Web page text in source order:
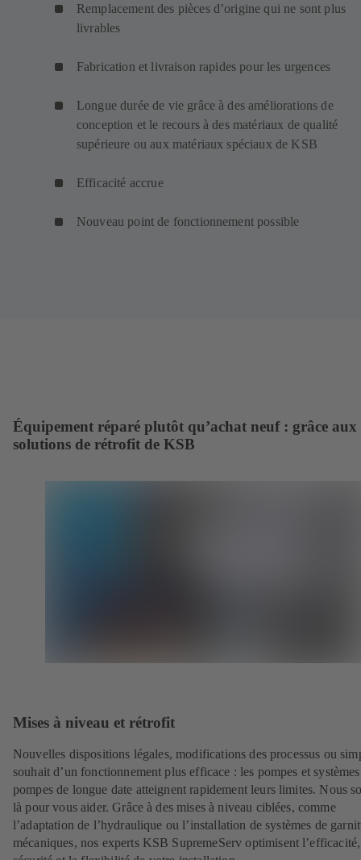
Remplacement des pièces d’origine qui ne sont plus
livrables
Fabrication et livraison rapides pour les urgences
Longue durée de vie grâce à des améliorations de
conception et le recours à des matériaux de qualité
supérieure ou aux matériaux spéciaux de KSB
Efficacité accrue
Nouveau point de fonctionnement possible
Équipement réparé plutôt qu’achat neuf : grâce aux
solutions de rétrofit de KSB
Mises à niveau et rétrofit
Nouvelles dispositions légales, modifications des processus ou
souhait d’un fonctionnement plus efficace : les pompes et
pompes de longue date atteignent rapidement leurs limites. Nous
là pour vous aider. Grâce à des mises à niveau ciblées, comme
l’adaptation de l’hydraulique ou l’installation de systèmes de
mécaniques, nos experts KSB SupremeServ optimisent